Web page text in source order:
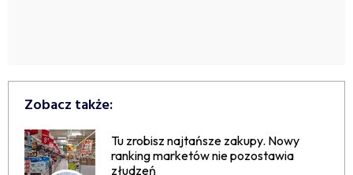
Zobacz także:
Tu zrobisz najtańsze zakupy. Nowy
ranking marketów nie pozostawia
złudzeń